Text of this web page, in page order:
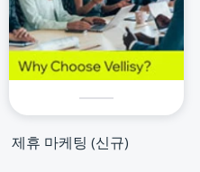
제휴 마케팅 (신규)